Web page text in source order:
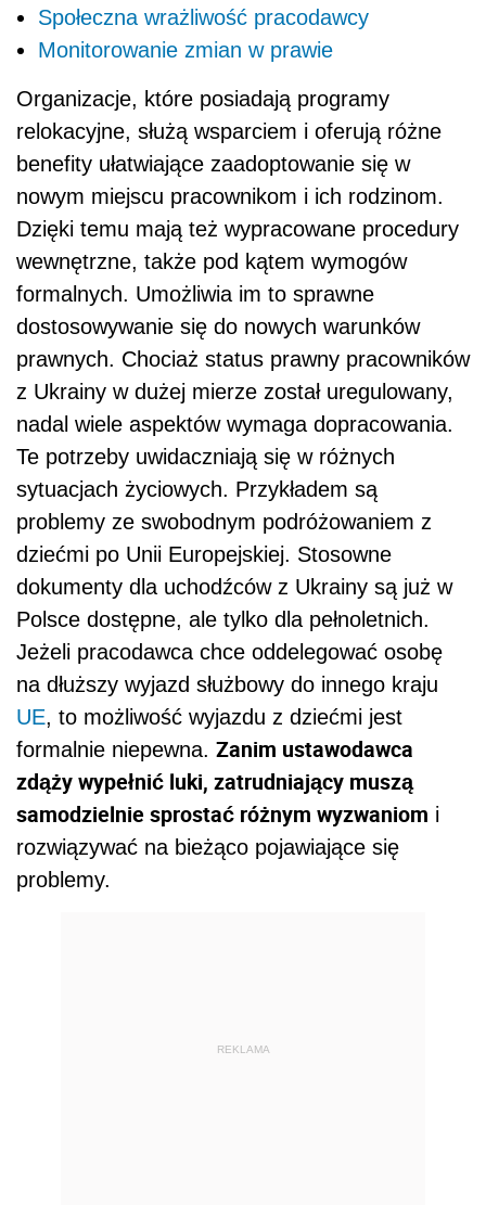
Społeczna wrażliwość pracodawcy
Monitorowanie zmian w prawie
Organizacje, które posiadają programy
relokacyjne, służą wsparciem i oferują różne
benefity ułatwiające zaadoptowanie się w
nowym miejscu pracownikom i ich rodzinom.
Dzięki temu mają też wypracowane procedury
wewnętrzne, także pod kątem wymogów
formalnych. Umożliwia im to sprawne
dostosowywanie się do nowych warunków
prawnych. Chociaż status prawny pracowników
z Ukrainy w dużej mierze został uregulowany,
nadal wiele aspektów wymaga dopracowania.
Te potrzeby uwidaczniają się w różnych
sytuacjach życiowych. Przykładem są
problemy ze swobodnym podróżowaniem z
dziećmi po Unii Europejskiej. Stosowne
dokumenty dla uchodźców z Ukrainy są już w
Polsce dostępne, ale tylko dla pełnoletnich.
Jeżeli pracodawca chce oddelegować osobę
na dłuższy wyjazd służbowy do innego kraju
UE, to możliwość wyjazdu z dziećmi jest
formalnie niepewna. Zanim ustawodawca
zdąży wypełnić luki, zatrudniający muszą
samodzielnie sprostać różnym wyzwaniom i
rozwiązywać na bieżąco pojawiające się
problemy.
REKLAMA